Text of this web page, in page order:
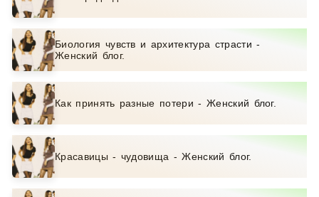
Биология чувств и архитектура страсти -
Женский блог.
Как принять разные потери - Женский блог.
Красавицы - чудовища - Женский блог.